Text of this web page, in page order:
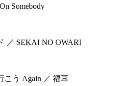
Somebody
／ SEKAI NO OWARI
こう Again ／ 福耳